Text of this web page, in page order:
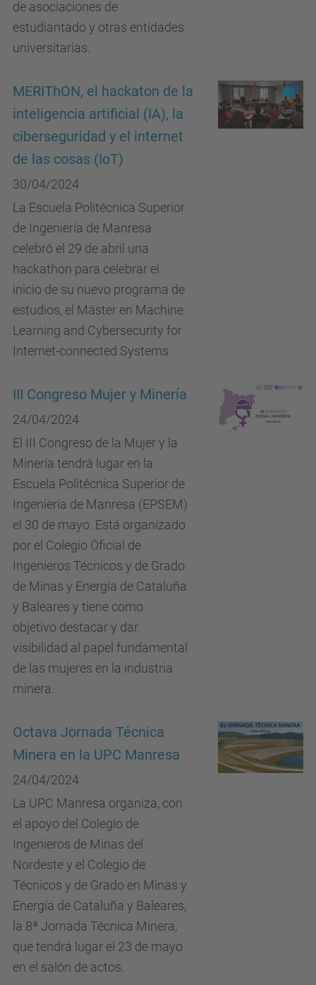
de asociaciones de
estudiantado y otras entidades
universitarias.
MERIThON, el hackaton de la
inteligencia artificial (IA), la
ciberseguridad y el internet
de las cosas (IoT)
30/04/2024
La Escuela Politécnica Superior
de Ingeniería de Manresa
celebró el 29 de abril una
hackathon para celebrar el
inicio de su nuevo programa de
estudios, el Máster en Machine
Learning and Cybersecurity for
Internet-connected Systems.
III Congreso Mujer y Minería
24/04/2024
El III Congreso de la Mujer y la
Minería tendrá lugar en la
Escuela Politécnica Superior de
Ingeniería de Manresa (EPSEM)
el 30 de mayo. Está organizado
por el Colegio Oficial de
Ingenieros Técnicos y de Grado
de Minas y Energía de Cataluña
y Baleares y tiene como
objetivo destacar y dar
visibilidad al papel fundamental
de las mujeres en la industria
minera.
Octava Jornada Técnica
Minera en la UPC Manresa
24/04/2024
La UPC Manresa organiza, con
el apoyo del Colegio de
Ingenieros de Minas del
Nordeste y el Colegio de
Técnicos y de Grado en Minas y
Energía de Cataluña y Baleares,
la 8ª Jornada Técnica Minera,
que tendrá lugar el 23 de mayo
en el salón de actos.